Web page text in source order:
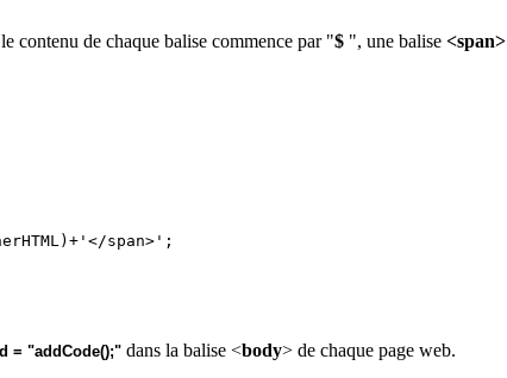
contenu de chaque balise commence par "$ ", une balise <span>
span>';
= "addCode();" dans la balise <body> de chaque page web.